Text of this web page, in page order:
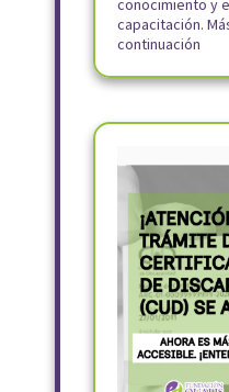
capacitación.
continuación